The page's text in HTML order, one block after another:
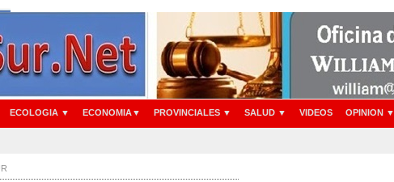
ECOLOGIA ▼ ECONOMIA▼ PROVINCIALES ▼ SALUD ▼ VIDEOS OPINION ▼